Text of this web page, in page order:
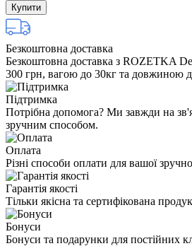
Купити
Безкоштовна доставка
Безкоштовна доставка з ROZETKA
300 грн, вагою до 30кг та довжиною
Підтримка
Потрібна допомога? Ми завжди на
зручним способом.
Оплата
Різні способи оплати для вашої
Гарантія якості
Тільки якісна та сертифікована
Бонуси
Бонуси та подарунки для постійних